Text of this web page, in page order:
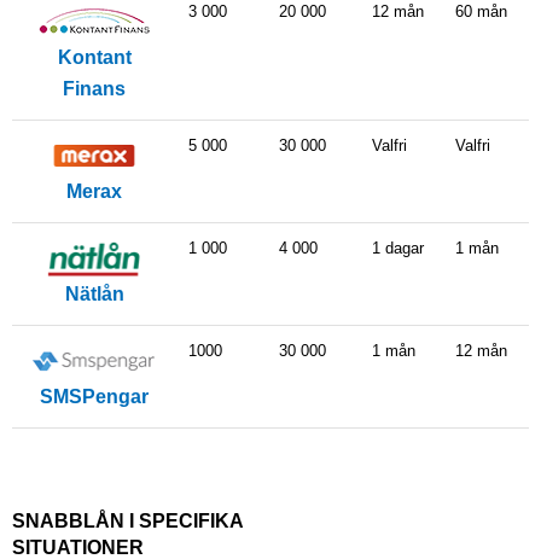
Kontant
Finans
3 000 20 000 12 mån 60 mån
Merax
5 000 30 000 Valfri Valfri
Nätlån
1 000 4 000 1 dagar 1 mån
SMSPengar
1000 30 000 1 mån 12 mån
SNABBLÅN I SPECIFIKA
SITUATIONER